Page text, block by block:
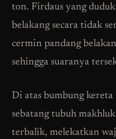
ton. Firdaus yang
belakang secara tidak
cermin pandang
sehingga suaranya
Di atas bumbung kereta
sebatang tubuh
terbalik, melekatkan